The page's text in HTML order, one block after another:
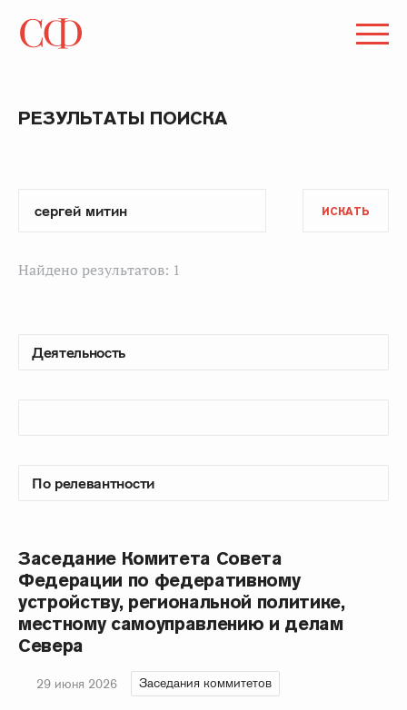
РЕЗУЛЬТАТЫ ПОИСКА
ИСКАТЬ
Найдено результатов: 1
Заседание Комитета Совета
Федерации по федеративному
устройству, региональной политике,
местному самоуправлению и делам
Севера
29 июня 2026 Заседания коммитетов